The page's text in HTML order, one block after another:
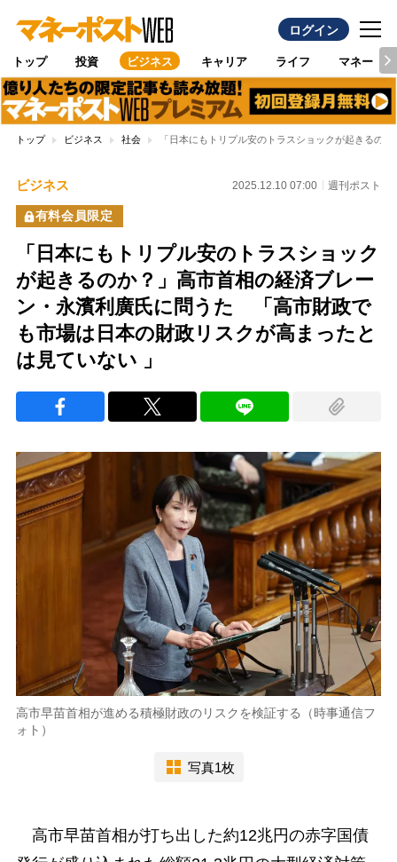
ログイン
トップ 投資 ビジネス キャリア ライフ マネー
トップ ビジネス 社会 「日本にもトリプル安のトラスショックが起きるの
ビジネス 2025.12.10 07:00 週刊ポスト
有料会員限定
「日本にもトリプル安のトラスショック
が起きるのか？」高市首相の経済ブレー
ン・永濱利廣氏に問うた 「高市財政で
も市場は日本の財政リスクが高まったと
は見ていない 」
高市早苗首相が進める積極財政のリスクを検証する（時事通信フ
ォト）
写真1枚
高市早苗首相が打ち出した約12兆円の赤字国債